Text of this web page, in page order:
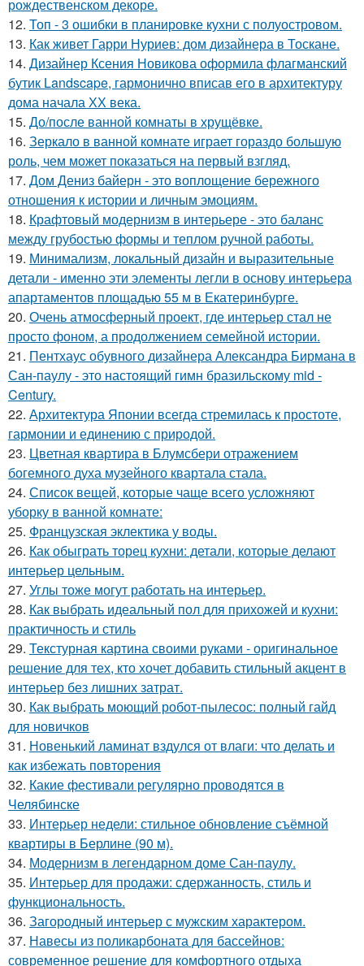
рождественском декоре.
12. Топ - 3 ошибки в планировке кухни с полуостровом.
13. Как живет Гарри Нуриев: дом дизайнера в Тоскане.
14. Дизайнер Ксения Новикова оформила флагманский
бутик Landscape, гармонично вписав его в архитектуру
дома начала ХХ века.
15. До/после ванной комнаты в хрущёвке.
16. Зеркало в ванной комнате играет гораздо большую
роль, чем может показаться на первый взгляд.
17. Дом Дениз байерн - это воплощение бережного
отношения к истории и личным эмоциям.
18. Крафтовый модернизм в интерьере - это баланс
между грубостью формы и теплом ручной работы.
19. Минимализм, локальный дизайн и выразительные
детали - именно эти элементы легли в основу интерьера
апартаментов площадью 55 м в Екатеринбурге.
20. Очень атмосферный проект, где интерьер стал не
просто фоном, а продолжением семейной истории.
21. Пентхаус обувного дизайнера Александра Бирмана в
Сан-паулу - это настоящий гимн бразильскому mid -
Century.
22. Архитектура Японии всегда стремилась к простоте,
гармонии и единению с природой.
23. Цветная квартира в Блумсбери отражением
богемного духа музейного квартала стала.
24. Список вещей, которые чаще всего усложняют
уборку в ванной комнате:
25. Французская эклектика у воды.
26. Как обыграть торец кухни: детали, которые делают
интерьер цельным.
27. Углы тоже могут работать на интерьер.
28. Как выбрать идеальный пол для прихожей и кухни:
практичность и стиль
29. Текстурная картина своими руками - оригинальное
решение для тех, кто хочет добавить стильный акцент в
интерьер без лишних затрат.
30. Как выбрать моющий робот-пылесос: полный гайд
для новичков
31. Новенький ламинат вздулся от влаги: что делать и
как избежать повторения
32. Какие фестивали регулярно проводятся в
Челябинске
33. Интерьер недели: стильное обновление съёмной
квартиры в Берлине (90 м).
34. Модернизм в легендарном доме Сан-паулу.
35. Интерьер для продажи: сдержанность, стиль и
функциональность.
36. Загородный интерьер с мужским характером.
37. Навесы из поликарбоната для бассейнов:
современное решение для комфортного отдыха